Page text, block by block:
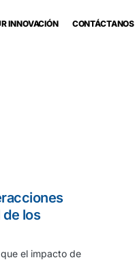
INNOVACIÓN CONTÁCTANOS
de los
el impacto de